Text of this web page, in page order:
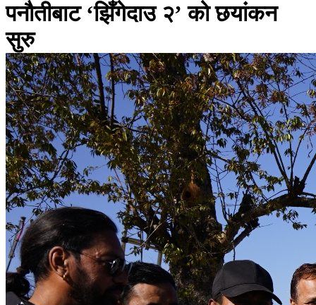
पनौतीबाट ‘झिँगेदाउ २’ को छयांकन
सुरु